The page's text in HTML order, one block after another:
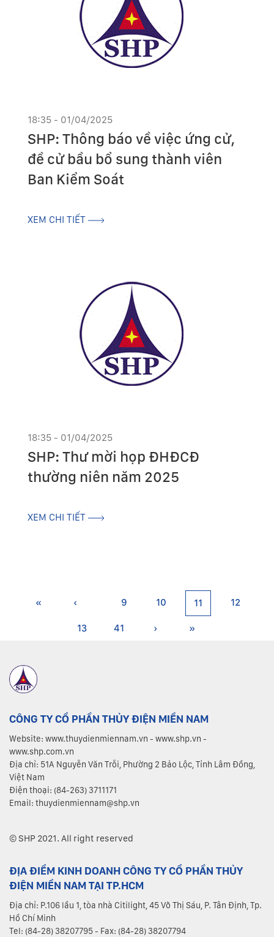
18:35 - 01/04/2025
SHP: Thông báo về việc ứng cử,
đề cử bầu bổ sung thành viên
Ban Kiểm Soát
XEM CHI TIẾT
18:35 - 01/04/2025
SHP: Thư mời họp ĐHĐCĐ
thường niên năm 2025
XEM CHI TIẾT
« ‹ 9 10 11 12
13 41 › »
CÔNG TY CỔ PHẦN THỦY ĐIỆN MIỀN NAM
Website: www.thuydienmiennam.vn - www.shp.vn -
www.shp.com.vn
Địa chỉ: 51A Nguyễn Văn Trỗi, Phường 2 Bảo Lộc, Tỉnh Lâm Đồng,
Việt Nam
Điện thoại: (84-263) 3711171
Email: thuydienmiennam@shp.vn
© SHP 2021. All right reserved
ĐỊA ĐIỂM KINH DOANH CÔNG TY CỔ PHẦN THỦY
ĐIỆN MIỀN NAM TẠI TP.HCM
Địa chỉ: P.106 lầu 1, tòa nhà Citilight, 45 Võ Thị Sáu, P. Tân Định, Tp.
Hồ Chí Minh
Tel: (84-28) 38207795 - Fax: (84-28) 38207794